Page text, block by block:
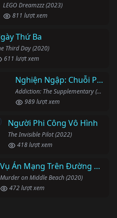
LEGO Dreamzzz (2023)
811 lượt xem
Thứ Ba
Third Day (2020)
611 lượt xem
Nghiện Ngập: Chuỗi Phim Bổ Trợ
Addiction: The Supplementary (2007)
989 lượt xem
Người Phi Công Vô Hình
The Invisible Pilot (2022)
418 lượt xem
Vụ Án Mạng Trên Đường Middle Beach
Murder on Middle Beach (2020)
472 lượt xem